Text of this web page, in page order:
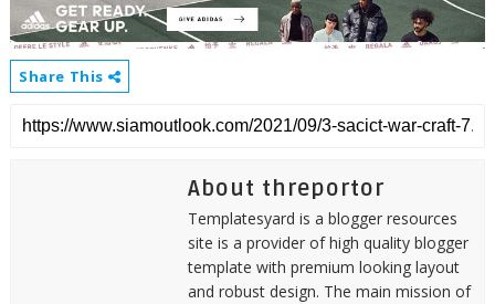
Share This
About threportor
Templatesyard is a blogger resources
site is a provider of high quality blogger
template with premium looking layout
and robust design. The main mission of